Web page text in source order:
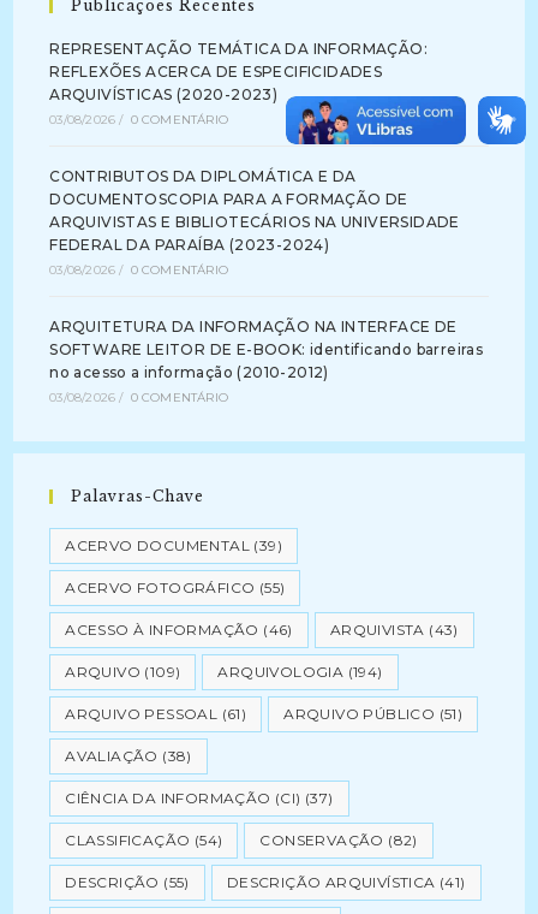
Publicações Recentes
REPRESENTAÇÃO TEMÁTICA DA INFORMAÇÃO:
REFLEXÕES ACERCA DE ESPECIFICIDADES
ARQUIVÍSTICAS (2020-2023)
03/08/2026 / 0 COMENTÁRIO
CONTRIBUTOS DA DIPLOMÁTICA E DA
DOCUMENTOSCOPIA PARA A FORMAÇÃO DE
ARQUIVISTAS E BIBLIOTECÁRIOS NA UNIVERSIDADE
FEDERAL DA PARAÍBA (2023-2024)
03/08/2026 / 0 COMENTÁRIO
ARQUITETURA DA INFORMAÇÃO NA INTERFACE DE
SOFTWARE LEITOR DE E-BOOK: identificando barreiras
no acesso a informação (2010-2012)
03/08/2026 / 0 COMENTÁRIO
Palavras-Chave
ACERVO DOCUMENTAL (39)
ACERVO FOTOGRÁFICO (55)
ACESSO À INFORMAÇÃO (46) ARQUIVISTA (43)
ARQUIVO (109) ARQUIVOLOGIA (194)
ARQUIVO PESSOAL (61) ARQUIVO PÚBLICO (51)
AVALIAÇÃO (38)
CIÊNCIA DA INFORMAÇÃO (CI) (37)
CLASSIFICAÇÃO (54) CONSERVAÇÃO (82)
DESCRIÇÃO (55) DESCRIÇÃO ARQUIVÍSTICA (41)